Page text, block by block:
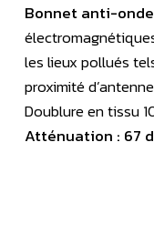
Bonnet anti-
les lieux pollués
proximité
Doublure en tissu
Atténuation : 67